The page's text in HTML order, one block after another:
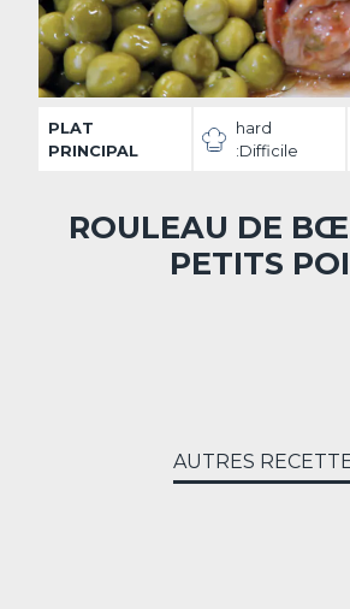
PLAT
PRINCIPAL
hard
:Difficile
ROULEAU DE
PETITS
AUTRES